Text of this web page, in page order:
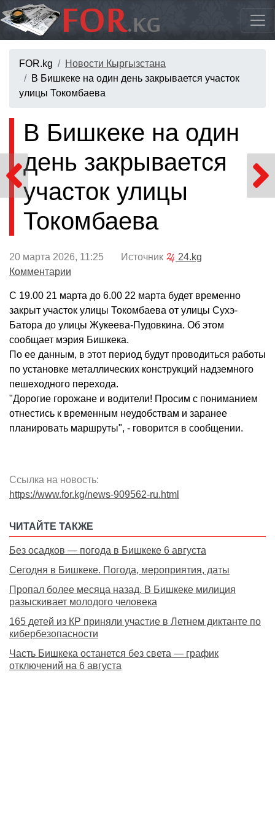
FOR.kg
Новости Кыргызстана
В Бишкеке на один день закрывается участок
улицы Токомбаева
В Бишкеке на один
день закрывается
участок улицы
Токомбаева
20 марта 2026, 11:25 Источник
24.kg
Комментарии
С 19.00 21 марта до 6.00 22 марта будет временно
закрыт участок улицы Токомбаева от улицы Сухэ-
Батора до улицы Жукеева-Пудовкина. Об этом
сообщает мэрия Бишкека.
По ее данным, в этот период будут проводиться работы
по установке металлических конструкций надземного
пешеходного перехода.
"Дорогие горожане и водители! Просим с пониманием
отнестись к временным неудобствам и заранее
планировать маршруты", - говорится в сообщении.
Ссылка на новость:
https://www.for.kg/news-909562-ru.html
ЧИТАЙТЕ ТАКЖЕ
Без осадков — погода в Бишкеке 6 августа
Сегодня в Бишкеке. Погода, мероприятия, даты
Пропал более месяца назад. В Бишкеке милиция
разыскивает молодого человека
165 детей из КР приняли участие в Летнем диктанте по
кибербезопасности
Часть Бишкека останется без света — график
отключений на 6 августа